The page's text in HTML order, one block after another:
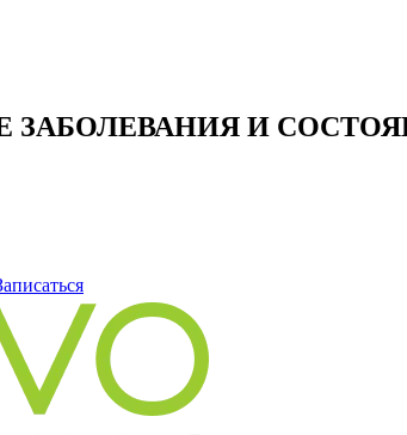
ЗАБОЛЕВАНИЯ И